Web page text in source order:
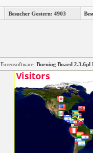
Besucher Gestern: 4903
Forensoftware: Burning Board